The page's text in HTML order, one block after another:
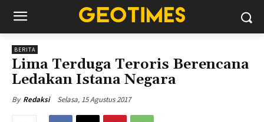
BERITA
Lima Terduga Teroris Berencana
Ledakan Istana Negara
By Redaksi Selasa, 15 Agustus 2017